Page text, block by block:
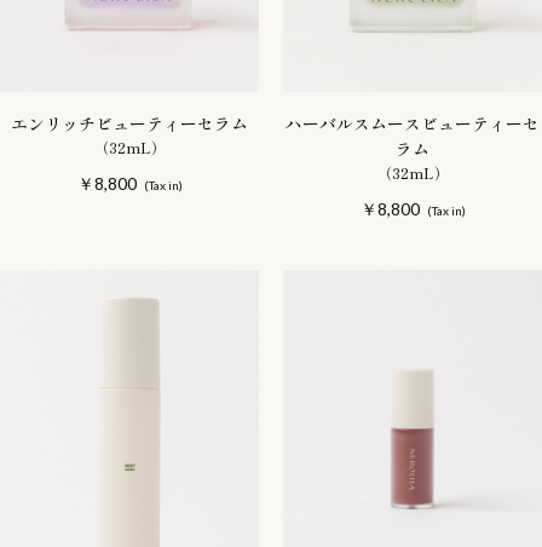
エンリッチビューティーセラム
（32mL）
￥8,800
ハーバルスムースビューティーセ
ラム
（32mL）
￥8,800